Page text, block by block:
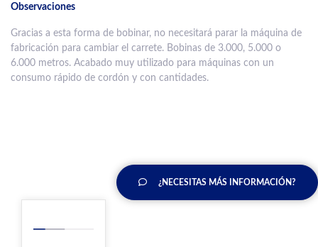
Observaciones
Gracias a esta forma de bobinar, no necesitará parar la máquina de
fabricación para cambiar el carrete. Bobinas de 3.000, 5.000 o
6.000 metros. Acabado muy utilizado para máquinas con un
consumo rápido de cordón y con cantidades.
¿NECESITAS MÁS INFORMACIÓN?